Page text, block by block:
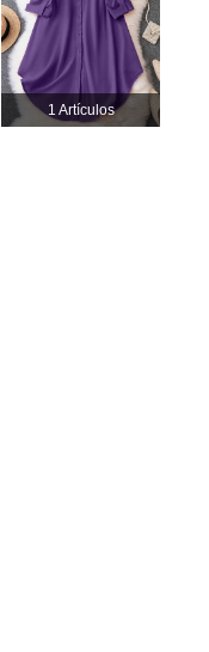
4.86
1 Artículos